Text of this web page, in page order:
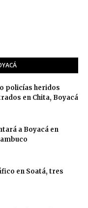
policías heridos
en Chita, Boyacá
a Boyacá en
en Soatá, tres